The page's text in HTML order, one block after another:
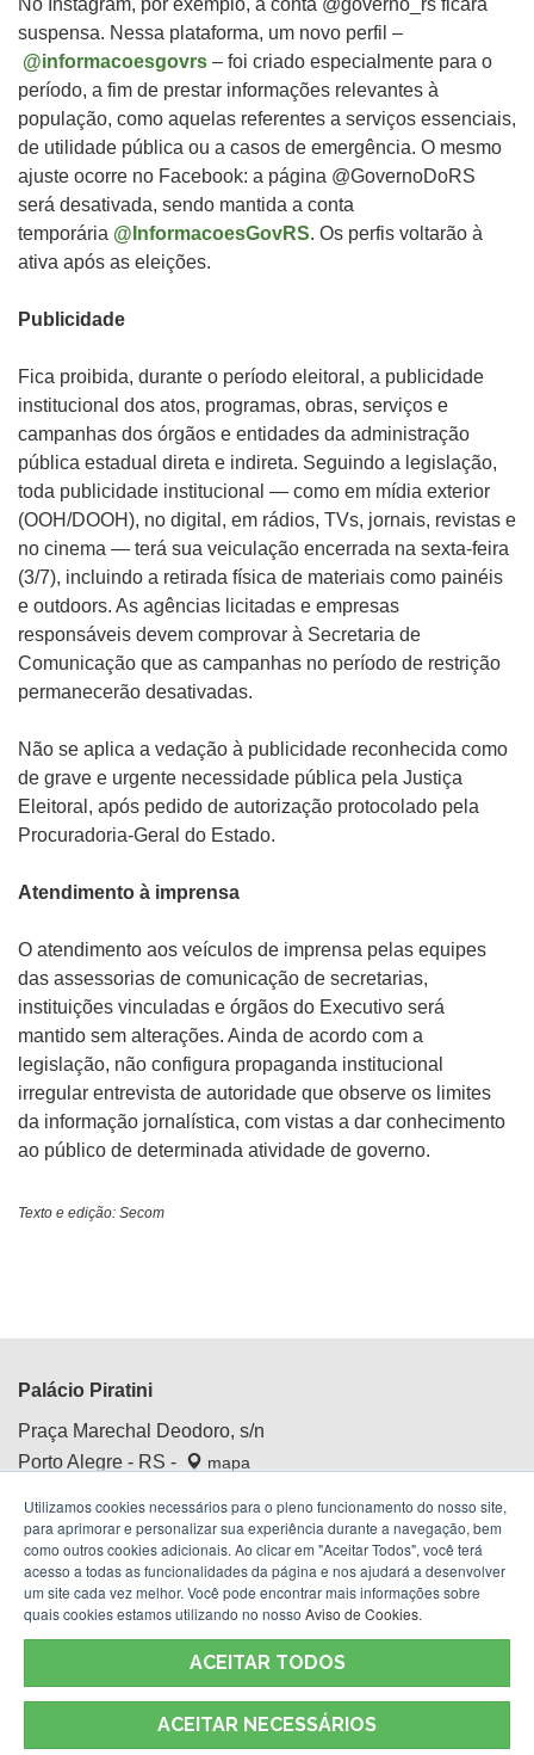
suspensa. Nessa plataforma, um novo perfil –
@informacoesgovrs – foi criado especialmente para o
período, a fim de prestar informações relevantes à
população, como aquelas referentes a serviços essenciais,
de utilidade pública ou a casos de emergência. O mesmo
ajuste ocorre no Facebook: a página @GovernoDoRS
será desativada, sendo mantida a conta
temporária @InformacoesGovRS. Os perfis voltarão à
ativa após as eleições.
Publicidade
Fica proibida, durante o período eleitoral, a publicidade
institucional dos atos, programas, obras, serviços e
campanhas dos órgãos e entidades da administração
pública estadual direta e indireta. Seguindo a legislação,
toda publicidade institucional — como em mídia exterior
(OOH/DOOH), no digital, em rádios, TVs, jornais, revistas e
no cinema — terá sua veiculação encerrada na sexta-feira
(3/7), incluindo a retirada física de materiais como painéis
e outdoors. As agências licitadas e empresas
responsáveis devem comprovar à Secretaria de
Comunicação que as campanhas no período de restrição
permanecerão desativadas.
Não se aplica a vedação à publicidade reconhecida como
de grave e urgente necessidade pública pela Justiça
Eleitoral, após pedido de autorização protocolado pela
Procuradoria-Geral do Estado.
Atendimento à imprensa
O atendimento aos veículos de imprensa pelas equipes
das assessorias de comunicação de secretarias,
instituições vinculadas e órgãos do Executivo será
mantido sem alterações. Ainda de acordo com a
legislação, não configura propaganda institucional
irregular entrevista de autoridade que observe os limites
da informação jornalística, com vistas a dar conhecimento
ao público de determinada atividade de governo.
Texto e edição: Secom
Palácio Piratini
Praça Marechal Deodoro, s/n
Porto Alegre - RS -
mapa
Fone:(51) 3210.4100
Termos de Uso
Utilizamos cookies necessários para o pleno funcionamento do nosso site,
para aprimorar e personalizar sua experiência durante a navegação, bem
como outros cookies adicionais. Ao clicar em "Aceitar Todos", você terá
acesso a todas as funcionalidades da página e nos ajudará a desenvolver
um site cada vez melhor. Você pode encontrar mais informações sobre
quais cookies estamos utilizando no nosso Aviso de Cookies.
ACEITAR TODOS
ACEITAR NECESSÁRIOS